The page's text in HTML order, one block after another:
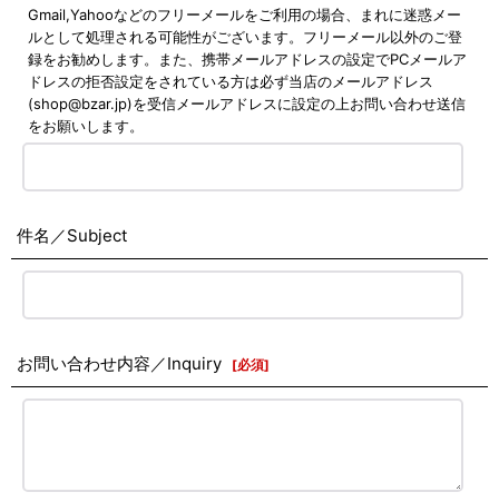
Gmail,Yahooなどのフリーメールをご利用の場合、まれに迷惑メー
ルとして処理される可能性がございます。フリーメール以外のご登
録をお勧めします。また、携帯メールアドレスの設定でPCメールア
ドレスの拒否設定をされている方は必ず当店のメールアドレス
(shop@bzar.jp)を受信メールアドレスに設定の上お問い合わせ送信
をお願いします。
件名／Subject
お問い合わせ内容／Inquiry [必須]